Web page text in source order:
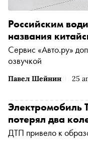
Павел Шейнин 25
Российским
названия
Сервис «Авто.ру»
озвучкой
Электромобиль
потерял два
ДТП привело к